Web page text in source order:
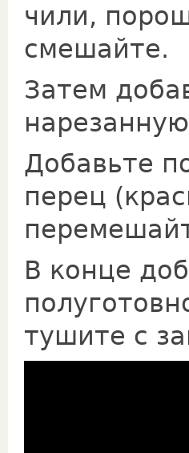
чили,
смешайте.
Затем
Добавьте
перец
В конце
тушите с